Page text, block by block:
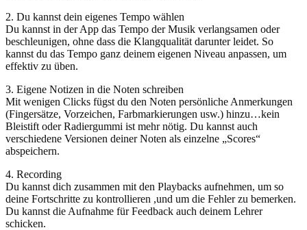
2. Du kannst dein eigenes Tempo wählen
Du kannst in der App das Tempo der Musik verlangsamen oder
beschleunigen, ohne dass die Klangqualität darunter leidet. So
kannst du das Tempo ganz deinem eigenen Niveau anpassen, um
effektiv zu üben.
3. Eigene Notizen in die Noten schreiben
Mit wenigen Clicks fügst du den Noten persönliche Anmerkungen
(Fingersätze, Vorzeichen, Farbmarkierungen usw.) hinzu…kein
Bleistift oder Radiergummi ist mehr nötig. Du kannst auch
verschiedene Versionen deiner Noten als einzelne „Scores“
abspeichern.
4. Recording
Du kannst dich zusammen mit den Playbacks aufnehmen, um so
deine Fortschritte zu kontrollieren ,und um die Fehler zu bemerken.
Du kannst die Aufnahme für Feedback auch deinem Lehrer
schicken.